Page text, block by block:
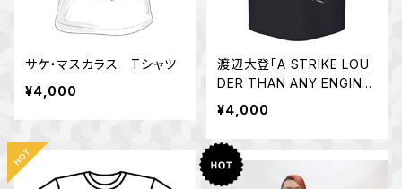
サケ・マスカラス Tシャツ
¥4,000
渡辺大登「A STRIKE LOU
DER THAN ANY ENGINE」
Tシャツ
¥4,000